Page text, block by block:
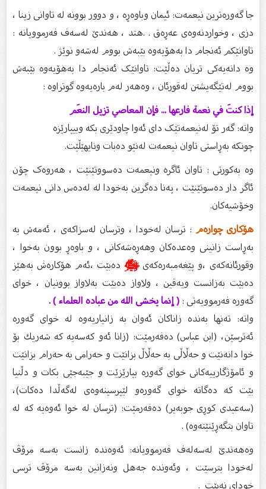
جا گەورەترین نیعمەت: ئیمان وباوەڕە ، و دوور بوونە لە تاوانی زینا ،
دزی ، وخواردنەوەی عەڕەق . .هتد ، هەندێ لەسەف فەرموویانە :
تاوانێکم ئەنجام دا بەهۆیەوە بێبەش بووم لەشەو نوێژ .
وە دانەیەکی تریان دەڵێت: تاوانێک ئەنجام دا بەهۆیەوە بێبەش
بووم لەتێگەیشتن لەقورئان ، وەهەر لەم بارەیەوە گوتراوە :
إذا كنتَ في نعمة فارعها ... فإن المعاصي تزيل النعَم
واتە: گەر تۆ لەنیعمەتێک دای ئەوا چاودێری بکە وبیپارێزە
چونکە بەڕاستی تاوان نیعمەت لەنێو دەبات ونایهێڵێت.
وە بەکورتی : تاوان ئاگرە ونیعمەت دەسووتێنێت ، هەروەک چۆن
ئاگر دار دەسوتێنێت ، پەنا دەگرین بەخودا لە لەدەس دانی نیعمەت
وخۆشیەکان.
هۆکاری چوارەم: ترسان لەخودا ، وترسان لەسزاکەی ، ئەمەش بە
بەڕاست زانینی وەعدەکان وهەڕەشەکانی ، و باوەڕ بوون بەخوا ،
وقورئانەکەی ،و پێغەمبەرەکەیﷺدەبێت ،ئەم هۆکارەش بەهێز
دەبێت بەزانست ویەقین ، ولاواز دەبێت بەلاواز بوونیان ، خوای
گەورە فەرموویەتی :( إنما يخشى الله من عباده العلماء ) .
واتە: ته‌نها به‌نده‌ زاناكان ئه‌وان به‌ زانیاریه‌وه‌ له‌ خوای گه‌وره‌
ئه‌ترسێن، (ابن عباس) ده‌فه‌رمێت: (زانا ئه‌و كه‌سه‌یه‌ كه‌ شه‌ریك بۆ
خوا دانه‌نێت و حه‌ڵاڵى به‌ حه‌ڵاڵ بزانێت و حه‌رامى به‌ حه‌رام بزانێت
و ئامۆژگارییه‌كانى خواى گه‌وره‌ بپارێزێت و جێبه‌جێى بكات و دڵنیا
بێت كه‌ ده‌گاته‌ خواى گه‌وره‌و لێپرسینه‌وه‌ى له‌گه‌ڵدا ده‌كات)،
(سه‌عیدى كوڕى جوبه‌یر) ده‌فه‌رمێت: (ترسان له‌ خوا ئه‌وه‌یه‌ كه‌ له‌
تاوان بتگه‌ڕێنێته‌وه‌) .
وەهەندێ لەسەلەف فەرموویانە: ئەوەندە زانست بەسە مرۆڤ
لەخودا بترسێت ، وئەوندە جەهل ونەزانین بەسە مرۆڤ ترسی
خودای نەبێت .